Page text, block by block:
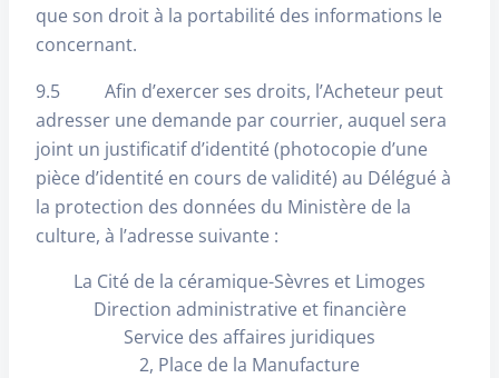
que son droit à la portabilité des informations le
concernant.
9.5 Afin d’exercer ses droits, l’Acheteur peut
adresser une demande par courrier, auquel sera
joint un justificatif d’identité (photocopie d’une
pièce d’identité en cours de validité) au Délégué à
la protection des données du Ministère de la
culture, à l’adresse suivante :
La Cité de la céramique-Sèvres et Limoges
Direction administrative et financière
Service des affaires juridiques
2, Place de la Manufacture